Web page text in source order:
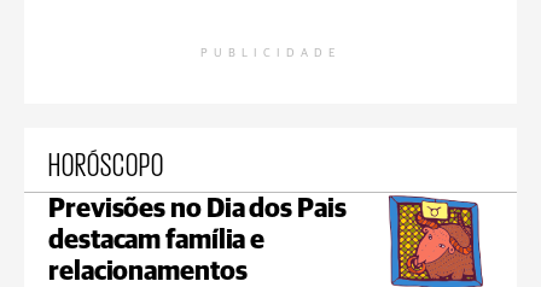
PUBLICIDADE
HORÓSCOPO
Previsões no Dia dos Pais
destacam família e
relacionamentos